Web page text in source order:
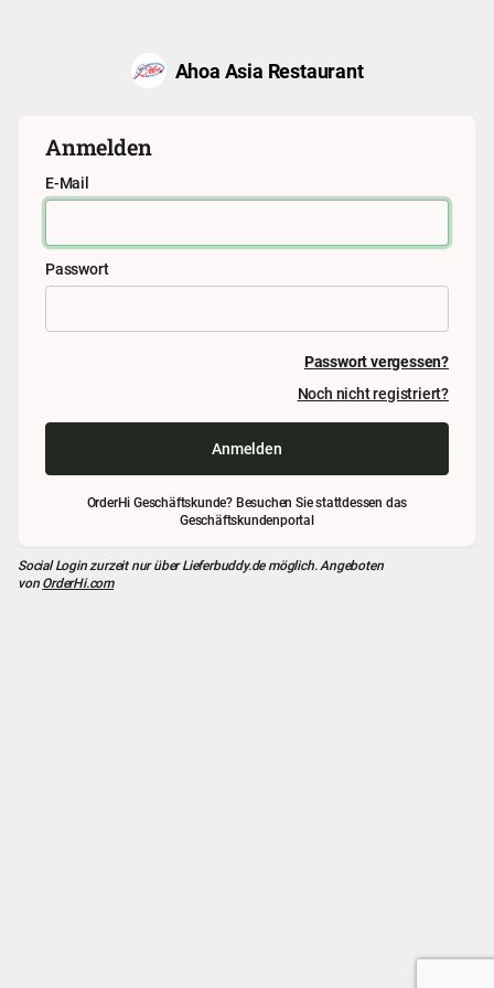
Ahoa Asia Restaurant
Anmelden
E-Mail
Passwort
Passwort vergessen?
Noch nicht registriert?
Anmelden
OrderHi Geschäftskunde? Besuchen Sie stattdessen das
Geschäftskundenportal
Social Login zurzeit nur überLieferbuddy.demöglich. Angeboten
vonOrderHi.com